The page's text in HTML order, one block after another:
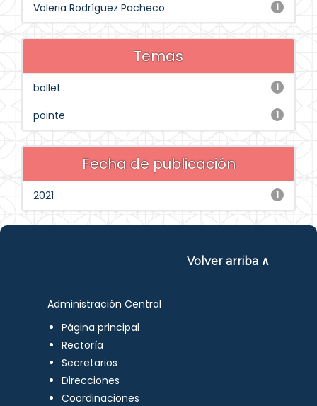
1
Valeria Rodríguez Pacheco
Temas
1
ballet
1
pointe
Fecha de publicación
1
2021
Volver arriba ∧
Administración Central
Página principal
Rectoría
Secretarios
Direcciones
Coordinaciones